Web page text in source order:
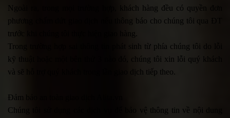
Ngoài ra, trong mọi trường hợp, khách hàng đều có quyền đơn
phương chấm dứt giao dịch nếu thông báo cho chúng tôi qua ĐT
trước khi chúng tôi thực hiện giao hàng.
Trong trường hợp sai thông tin phát sinh từ phía chúng tôi do lỗi
kỹ thuật hoặc một bên thứ 3 nào đó, chúng tôi xin lỗi quý khách
và sẽ hỗ trợ quý khách trong lần giao dịch tiếp theo.
Đảm bảo an toàn giao dịch Alita.vn
Chúng tôi sử dụng các dịch vụ để bảo vệ thông tin về nội dung